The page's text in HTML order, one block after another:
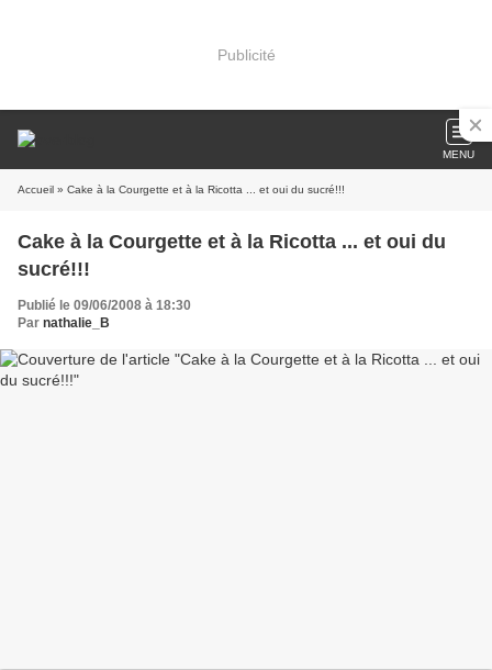
Publicité
MENU
Accueil » Cake à la Courgette et à la Ricotta ... et oui du sucré!!!
Cake à la Courgette et à la Ricotta ... et oui du
sucré!!!
Publié le 09/06/2008 à 18:30
Par nathalie_B